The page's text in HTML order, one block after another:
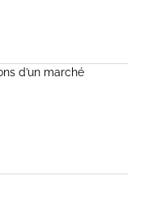
d’un marché